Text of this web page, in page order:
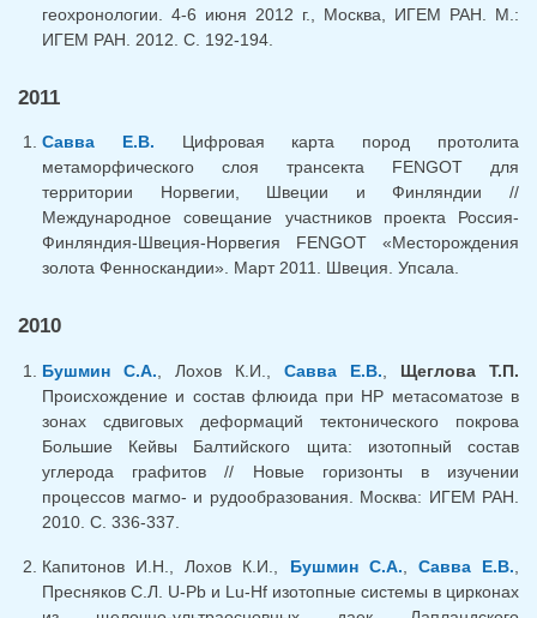
геохронологии. 4-6 июня 2012 г., Москва, ИГЕМ РАН. М.:
ИГЕМ РАН. 2012. С. 192-194.
2011
Савва Е.В. Цифровая карта пород протолита
метаморфического слоя трансекта FENGOT для
территории Норвегии, Швеции и Финляндии //
Международное совещание участников проекта Россия-
Финляндия-Швеция-Норвегия FENGOT «Месторождения
золота Фенноскандии». Март 2011. Швеция. Упсала.
2010
Бушмин С.А. , Лохов К.И., Савва Е.В.
Щеглова Т.П.
Происхождение и состав флюида при НР метасоматозе в
зонах сдвиговых деформаций тектонического покрова
Большие Кейвы Балтийского щита: изотопный состав
углерода графитов // Новые горизонты в изучении
процессов магмо- и рудообразования. Москва: ИГЕМ РАН.
2010. С. 336-337.
Капитонов И.Н., Лохов К.И., Бушмин С.А. Савва Е.В.
Пресняков С.Л. U-Pb и Lu-Hf изотопные системы в цирконах